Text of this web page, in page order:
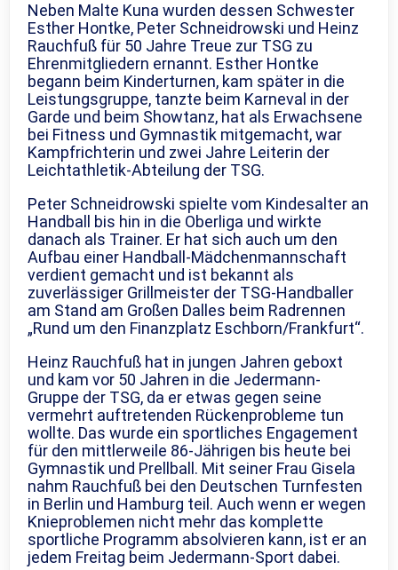
Neben Malte Kuna wurden dessen Schwester
Esther Hontke, Peter Schneidrowski und Heinz
Rauchfuß für 50 Jahre Treue zur TSG zu
Ehrenmitgliedern ernannt. Esther Hontke
begann beim Kinderturnen, kam später in die
Leistungsgruppe, tanzte beim Karneval in der
Garde und beim Showtanz, hat als Erwachsene
bei Fitness und Gymnastik mitgemacht, war
Kampfrichterin und zwei Jahre Leiterin der
Leichtathletik-Abteilung der TSG.
Peter Schneidrowski spielte vom Kindesalter an
Handball bis hin in die Oberliga und wirkte
danach als Trainer. Er hat sich auch um den
Aufbau einer Handball-Mädchenmannschaft
verdient gemacht und ist bekannt als
zuverlässiger Grillmeister der TSG-Handballer
am Stand am Großen Dalles beim Radrennen
„Rund um den Finanzplatz Eschborn/Frankfurt“.
Heinz Rauchfuß hat in jungen Jahren geboxt
und kam vor 50 Jahren in die Jedermann-
Gruppe der TSG, da er etwas gegen seine
vermehrt auftretenden Rückenprobleme tun
wollte. Das wurde ein sportliches Engagement
für den mittlerweile 86-Jährigen bis heute bei
Gymnastik und Prellball. Mit seiner Frau Gisela
nahm Rauchfuß bei den Deutschen Turnfesten
in Berlin und Hamburg teil. Auch wenn er wegen
Knieproblemen nicht mehr das komplette
sportliche Programm absolvieren kann, ist er an
jedem Freitag beim Jedermann-Sport dabei.